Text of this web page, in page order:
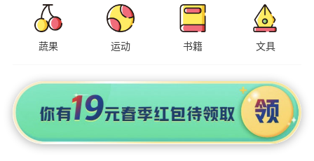
蔬果 运动 书籍 文具